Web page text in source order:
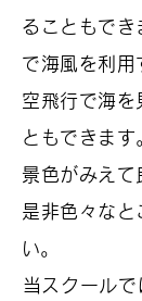
ることもでき
で海風を利用
空飛行で海を
ともできます
景色がみえて
是非色々なと
い。
当スクール